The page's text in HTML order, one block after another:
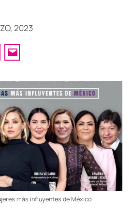
2023
más influyentes de México